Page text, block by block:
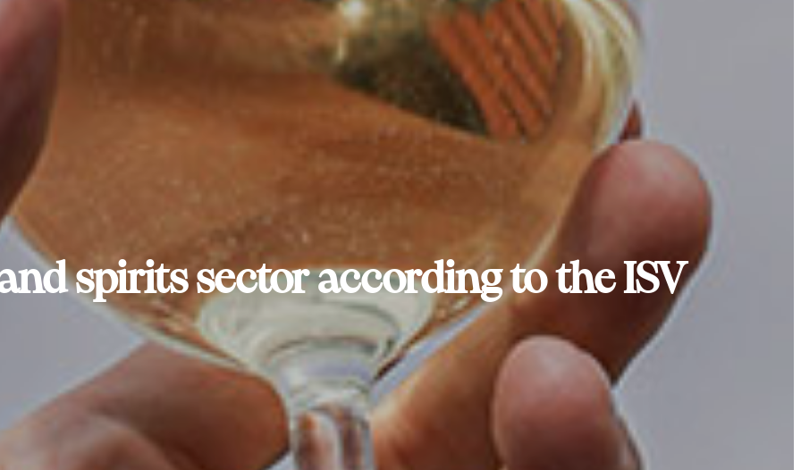
spirits sector according to the ISV